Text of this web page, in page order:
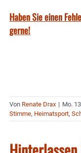
Haben Sie einen
gerne!
Von Renate Drax | Mo.
Stimme, Heimatsport,